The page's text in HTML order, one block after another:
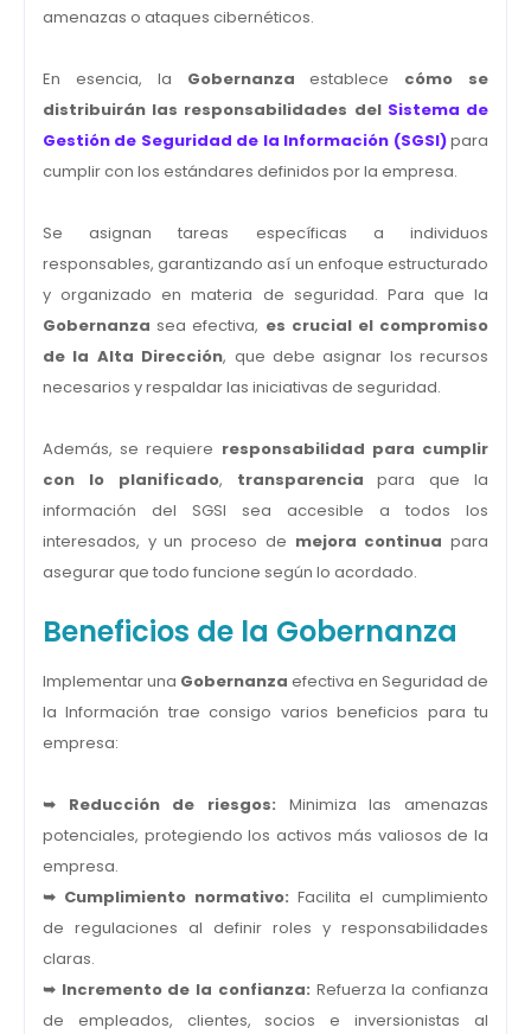
amenazas o ataques cibernéticos.
En esencia, la Gobernanza establece cómo se
distribuirán las responsabilidades del Sistema de
Gestión de Seguridad de la Información (SGSI)para
cumplir con los estándares definidos por la empresa.
Se asignan tareas específicas a individuos
responsables, garantizando así un enfoque estructurado
y organizado en materia de seguridad. Para que la
Gobernanza sea efectiva, es crucial el compromiso
de la Alta Dirección, que debe asignar los recursos
necesarios y respaldar las iniciativas de seguridad.
Además, se requiere responsabilidad para cumplir
con lo planificado, transparencia para que la
información del SGSI sea accesible a todos los
interesados, y un proceso de mejora continua para
asegurar que todo funcione según lo acordado.
Beneficios de la Gobernanza
Implementar una Gobernanza efectiva en Seguridad de
la Información trae consigo varios beneficios para tu
empresa:
➥ Reducción de riesgos: Minimiza las amenazas
potenciales, protegiendo los activos más valiosos de la
empresa.
➥ Cumplimiento normativo: Facilita el cumplimiento
de regulaciones al definir roles y responsabilidades
claras.
➥ Incremento de la confianza: Refuerza la confianza
de empleados, clientes, socios e inversionistas al